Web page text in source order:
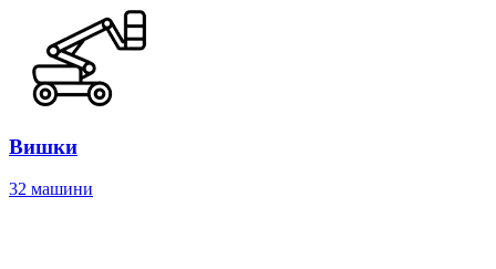
Вишки
32 машини